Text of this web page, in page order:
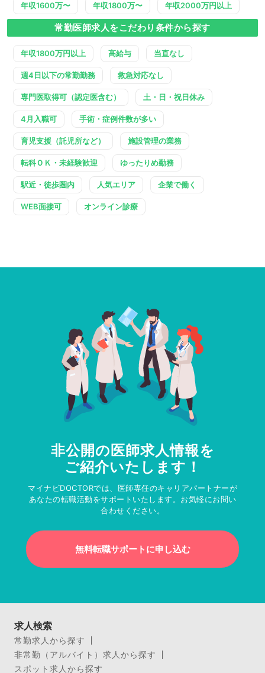
年収1600万〜 年収1800万〜 年収2000万円以上
常勤医師求人をこだわり条件から探す
年収1800万円以上 高給与 当直なし
週4日以下の常勤勤務 救急対応なし
専門医取得可（認定医含む） 土・日・祝日休み
4月入職可 手術・症例件数が多い
育児支援（託児所など） 施設管理の業務
転科ＯＫ・未経験歓迎 ゆったりめ勤務
駅近・徒歩圏内 人気エリア 企業で働く
WEB面接可 オンライン診療
非公開の医師求人情報を
ご紹介いたします！
マイナビDOCTORでは、医師専任のキャリアパートナーが
あなたの転職活動をサポートいたします。お気軽にお問い
合わせください。
無料転職サポートに申し込む
求人検索
常勤求人から探す
非常勤（アルバイト）求人から探す
スポット求人から探す